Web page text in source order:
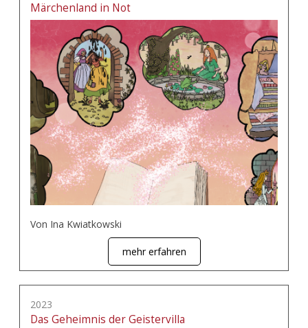
Märchenland in Not
Von Ina Kwiatkowski
mehr erfahren
2023
Das Geheimnis der Geistervilla